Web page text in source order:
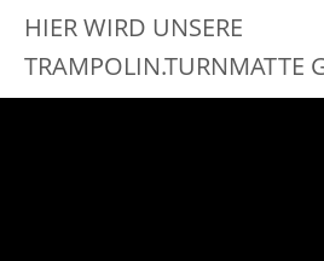
HIER WIRD UNSERE
TRAMPOLIN.TURNMATTE